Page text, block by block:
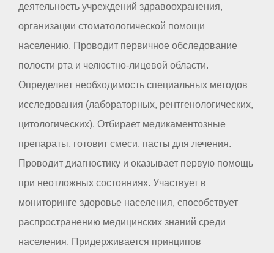
деятельность учреждений здравоохранения,
организации стоматологической помощи
населению. Проводит первичное обследование
полости рта и челюстно-лицевой области.
Определяет необходимость специальных методов
исследования (лабораторных, рентгенологических,
цитологических). Отбирает медикаментозные
препараты, готовит смеси, пасты для лечения.
Проводит диагностику и оказывает первую помощь
при неотложных состояниях. Участвует в
мониторинге здоровье населения, способствует
распространению медицинских знаний среди
населения. Придерживается принципов